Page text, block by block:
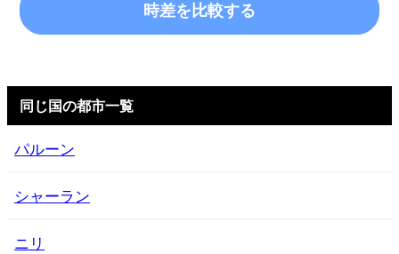
時差を比較する
同じ国の都市一覧
パルーン
シャーラン
ニリ